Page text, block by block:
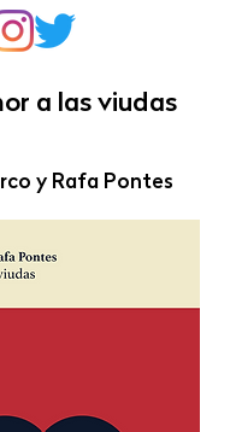
a las viudas
y Rafa Pontes